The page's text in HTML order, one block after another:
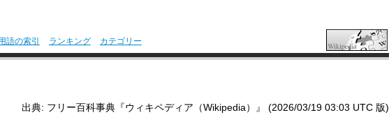
語の索引 ランキング カテゴリー
出典: フリー百科事典『ウィキペディア（Wikipedia）』 (2026/03/19 03:03 UTC 版)